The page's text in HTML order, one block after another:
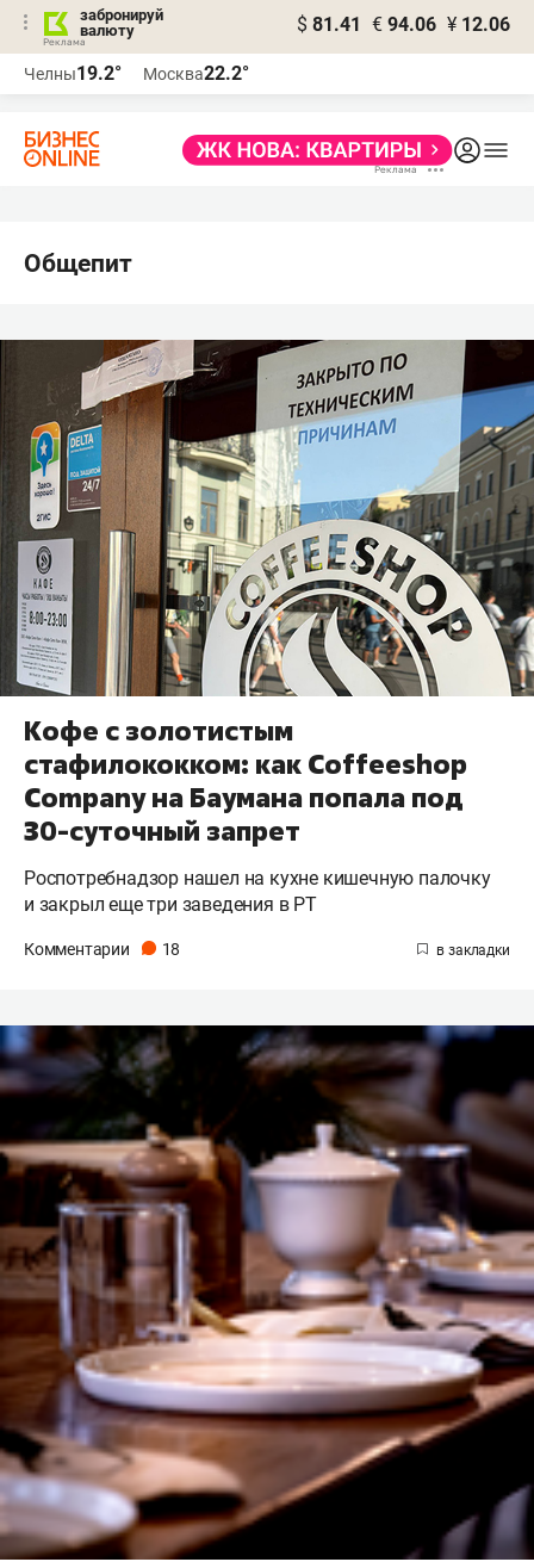
забронируй
валюту
$ 81.41 € 94.06 ¥ 12.06
Челны19.2° Москва22.2°
Общепит
Кофе с золотистым
стафилококком: как Coffeeshop
Company на Баумана попала под
30-суточный запрет
Роспотребнадзор нашел на кухне кишечную палочку
и закрыл еще три заведения в РТ
Комментарии 18